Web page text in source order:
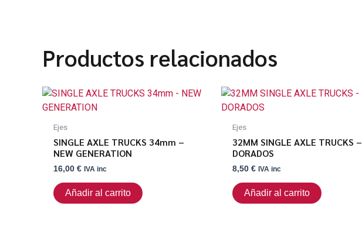
Productos relacionados
Ejes
SINGLE AXLE TRUCKS 34mm –
NEW GENERATION
16,00€ IVA inc
Añadir al carrito
Ejes
32MM SINGLE AXLE TRUCKS –
DORADOS
8,50€ IVA inc
Añadir al carrito